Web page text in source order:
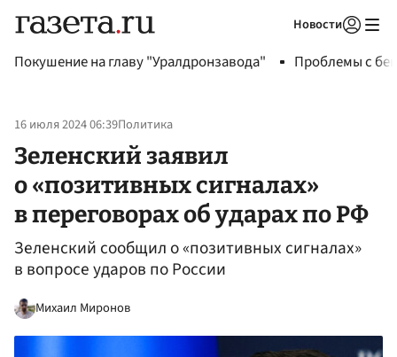
Новости
Покушение на главу "Уралдронзавода" Проблемы с
16 июля 2024 06:39Политика
Зеленский заявил
о «позитивных сигналах»
в переговорах об ударах по РФ
Зеленский сообщил о «позитивных сигналах»
в вопросе ударов по России
Михаил Миронов